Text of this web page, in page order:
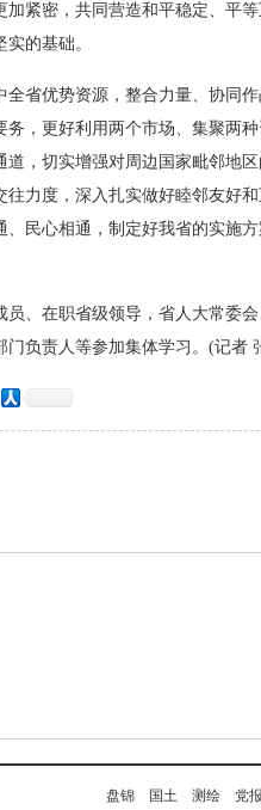
加紧密，共同营造和平稳定、平
的基础。
优势资源，整合力量、协同作
务，更好利用两个市场、集聚两
道，切实增强对周边国家毗邻地
往力度，深入扎实做好睦邻友好
、民心相通，制定好我省的实施
在职省级领导，省人大常委会
门负责人等参加集体学习。(记者
盘锦 国土 测绘 党